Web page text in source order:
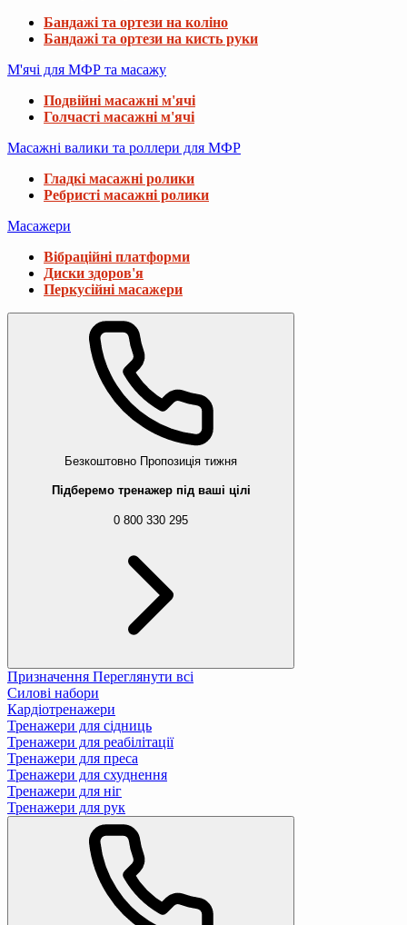
Бандажі та ортези на коліно
Бандажі та ортези на кисть руки
М'ячі для МФР та масажу
Подвійні масажні м'ячі
Голчасті масажні м'ячі
Масажні валики та роллери для МФР
Гладкі масажні ролики
Ребристі масажні ролики
Масажери
Вібраційні платформи
Диски здоров'я
Перкусійні масажери
Безкоштовно Пропозиція тижня
Підберемо тренажер під ваші цілі
0 800 330 295
Призначення Переглянути всі
Силові набори
Кардіотренажери
Тренажери для сідниць
Тренажери для реабілітації
Тренажери для преса
Тренажери для схуднення
Тренажери для ніг
Тренажери для рук